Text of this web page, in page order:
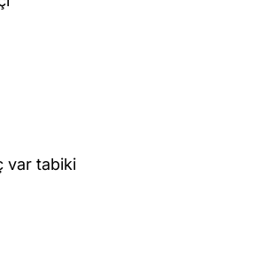
var tabiki